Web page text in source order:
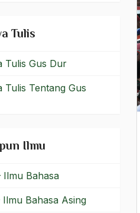
Tulis
Tulis Gus Dur
Tulis Tentang Gus
Ilmu
Ilmu Bahasa
Ilmu Bahasa Asing
Khas